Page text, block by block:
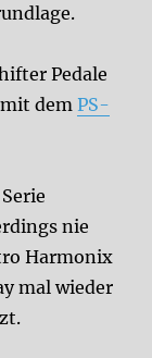
Pedale
mit demPS-
Serie
nie
Harmonix
mal wieder